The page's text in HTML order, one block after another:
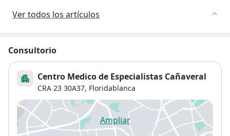
Ver todos los artículos
Consultorio
Centro Medico de Especialistas Cañaveral
CRA 23 30A37, Floridablanca
Ampliarse abre en una nueva